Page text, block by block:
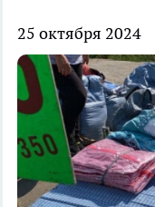
25 октября 2024